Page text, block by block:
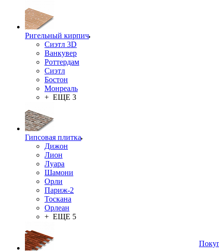
Ригельный кирпич
Сиэтл 3D
Ванкувер
Роттердам
Сиэтл
Бостон
Монреаль
+ ЕЩЕ 3
Гипсовая плитка
Дижон
Лион
Луара
Шамони
Орли
Париж-2
Тоскана
Орлеан
+ ЕЩЕ 5